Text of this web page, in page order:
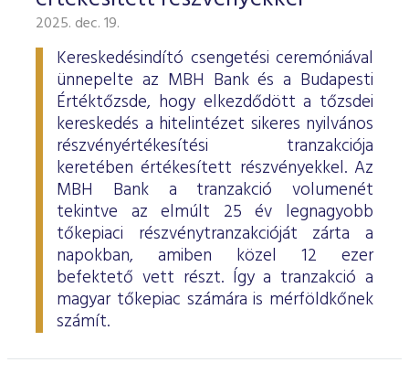
2025. dec. 19.
Kereskedésindító csengetési ceremóniával
ünnepelte az MBH Bank és a Budapesti
Értéktőzsde, hogy elkezdődött a tőzsdei
kereskedés a hitelintézet sikeres nyilvános
részvényértékesítési tranzakciója
keretében értékesített részvényekkel. Az
MBH Bank a tranzakció volumenét
tekintve az elmúlt 25 év legnagyobb
tőkepiaci részvénytranzakcióját zárta a
napokban, amiben közel 12 ezer
befektető vett részt. Így a tranzakció a
magyar tőkepiac számára is mérföldkőnek
számít.